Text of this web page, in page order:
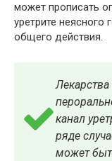
может прописать
уретрите
общего действия.
канал
ряде
может